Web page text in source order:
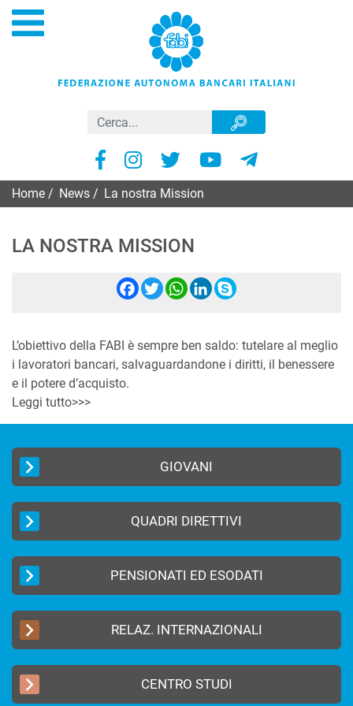
Home News La nostra Mission
LA NOSTRA MISSION
Facebook
Twitter
WhatsApp
LinkedIn
Skype
L’obiettivo della FABI è sempre ben saldo: tutelare al meglio
i lavoratori bancari, salvaguardandone i diritti, il benessere
e il potere d’acquisto.
Leggi tutto>>>
GIOVANI
QUADRI DIRETTIVI
PENSIONATI ED ESODATI
RELAZ. INTERNAZIONALI
CENTRO STUDI